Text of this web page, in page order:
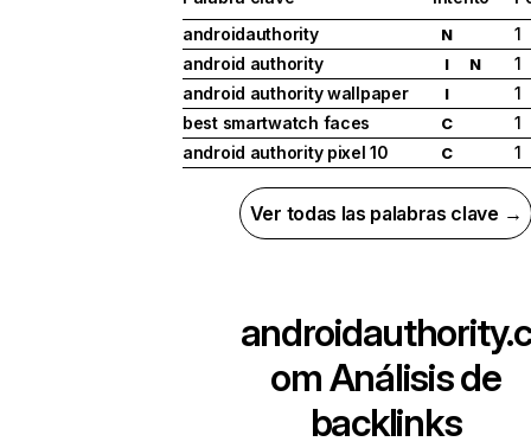
androidauthority
N
1
android authority
I N
1
android authority wallpaper
I
1
best smartwatch faces
C
1
android authority pixel 10
C 1
Ver todas las palabras clave →
androidauthority.c
omAnálisis de
backlinks